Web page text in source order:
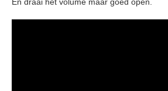
En draai het volume maar goed open.